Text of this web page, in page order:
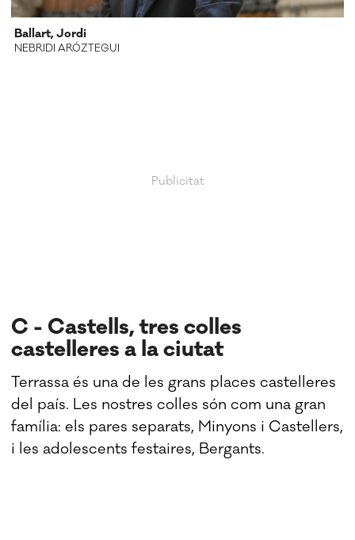
Ballart, Jordi
NEBRIDI ARÓZTEGUI
C - Castells, tres colles
castelleres a la ciutat
Terrassa és una de les grans places castelleres
del país. Les nostres colles són com una gran
família: els pares separats, Minyons i Castellers,
i les adolescents festaires, Bergants.